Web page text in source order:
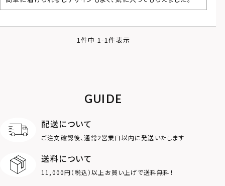
1件中 1-1件表示
GUIDE
配送について
ご注文確認後、通常2営業日以内に発送いたします
送料について
11,000円（税込）以上お買い上げで送料無料！